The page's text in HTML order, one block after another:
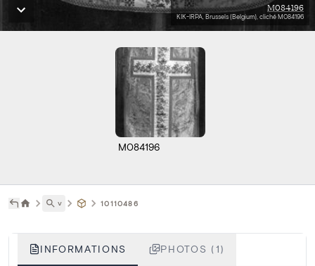
M084196
KIK-IRPA, Brussels (Belgium), cliché M084196
M084196
˅ 10110486
INFORMATIONS PHOTOS (1)